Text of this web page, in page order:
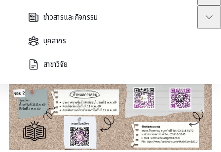
ข่าวสารและกิจกรรม
บุคลากร
สาขาวิจัย